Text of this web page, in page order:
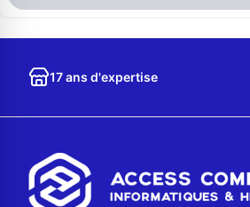
17 ans d'expertise